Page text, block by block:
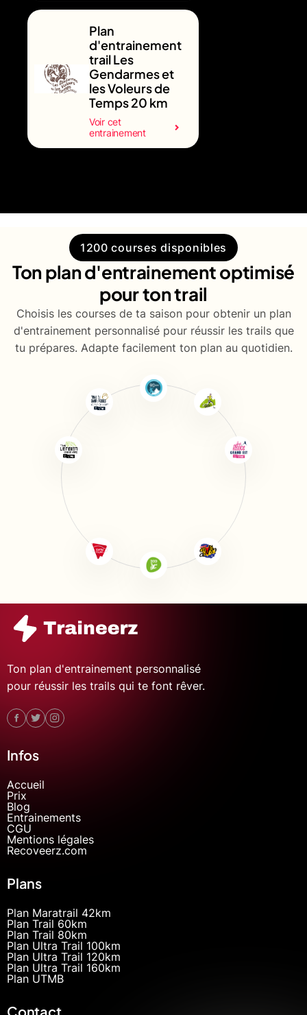
Plan
d'entrainement
trail Les
Gendarmes et
les Voleurs de
Temps 20 km
Voir cet
entrainement
1200 courses disponibles
Ton plan d'entrainement optimisé
pour ton trail
Choisis les courses de ta saison pour obtenir un plan
d'entrainement personnalisé pour réussir les trails que
tu prépares. Adapte facilement ton plan au quotidien.
Ton plan d'entrainement personnalisé
pour réussir les trails qui te font rêver.
Infos
Accueil
Prix
Blog
Entrainements
CGU
Mentions légales
Recoveerz.com
Plans
Plan Maratrail 42km
Plan Trail 60km
Plan Trail 80km
Plan Ultra Trail 100km
Plan Ultra Trail 120km
Plan Ultra Trail 160km
Plan UTMB
Contact